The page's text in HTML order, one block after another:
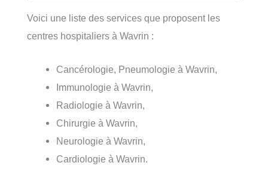
Voici une liste des services que proposent les
centres hospitaliers à Wavrin :
Cancérologie, Pneumologie à Wavrin,
Immunologie à Wavrin,
Radiologie à Wavrin,
Chirurgie à Wavrin,
Neurologie à Wavrin,
Cardiologie à Wavrin.